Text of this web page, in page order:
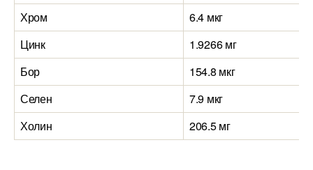
Хром
6.4 мкг
Цинк
1.9266 мг
Бор
154.8 мкг
Селен
7.9 мкг
Холин
206.5 мг